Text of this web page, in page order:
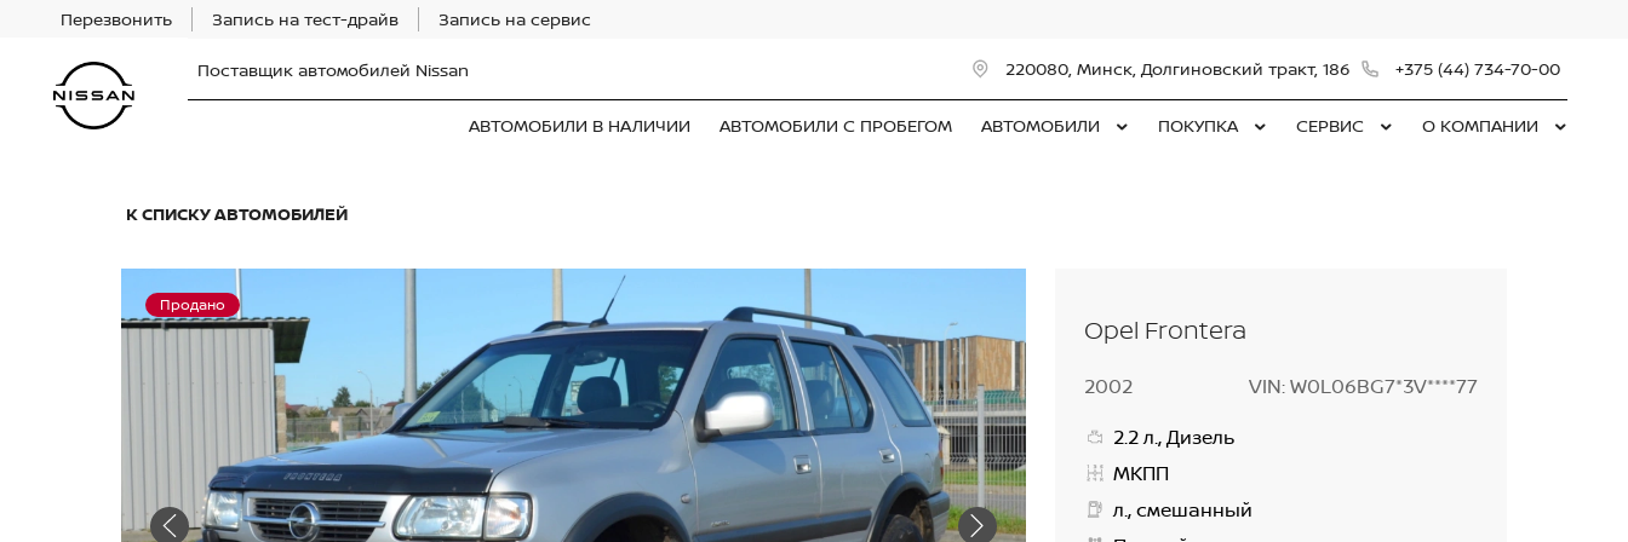
Перезвонить Запись на тест-драйв Запись на сервис
Поставщик автомобилей Nissan 220080, Минск, Долгиновский тракт, 186 +375 (44) 734-70-00
АВТОМОБИЛИ В НАЛИЧИИ АВТОМОБИЛИ С ПРОБЕГОМ АВТОМОБИЛИ ПОКУПКА СЕРВИС О КОМПАНИИ
К СПИСКУ АВТОМОБИЛЕЙ
Продано
Opel Frontera
2002
VIN: W0L06BG7*3V****77
2.2 л., Дизель
МКПП
л., смешанный